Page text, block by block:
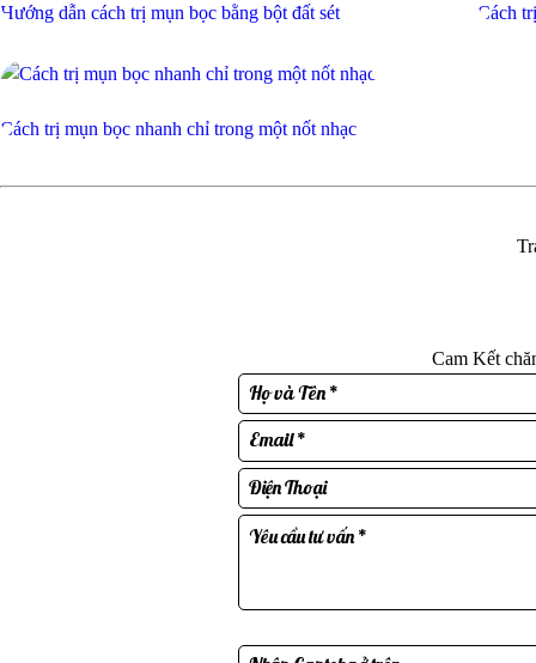
Hướng dẫn cách trị mụn bọc bằng bột đất sét Cách
Cách trị mụn bọc nhanh chỉ trong một nốt nhạc
Cam Kết